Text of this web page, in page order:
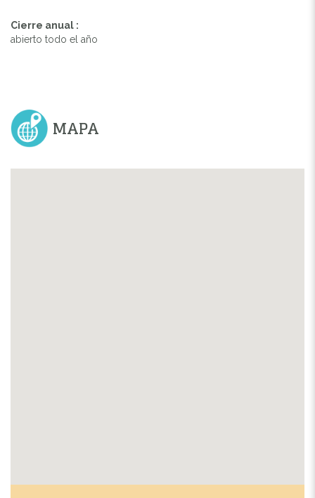
Cierre anual :
abierto todo el año
MAPA